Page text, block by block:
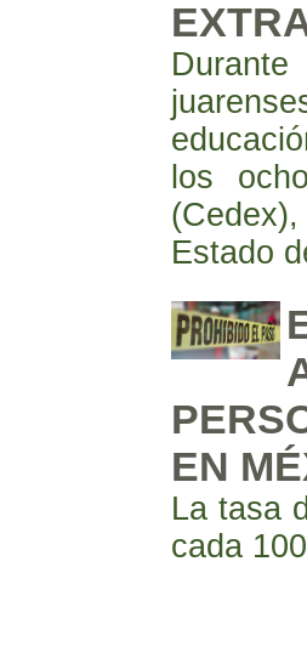
los
Estado
EN
La tasa
cada